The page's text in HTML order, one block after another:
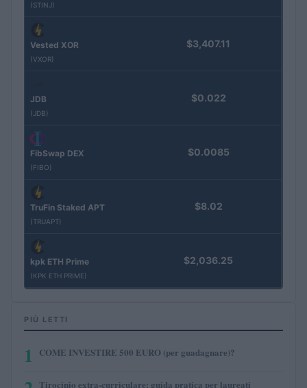
(STINJ)
Vested XOR
(VXOR)
$3,407.11
JDB
(JDB)
$0.022
FibSwap DEX
(FIBO)
$0.0085
TruFin Staked APT
(TRUAPT)
$8.02
kpk ETH Prime
(KPK ETH PRIME)
$2,036.25
PIÙ LETTI
1 COME INVESTIRE 500 EURO (per guadagnare)?
Tirocinio extra-curriculare: guida pratica per laureati